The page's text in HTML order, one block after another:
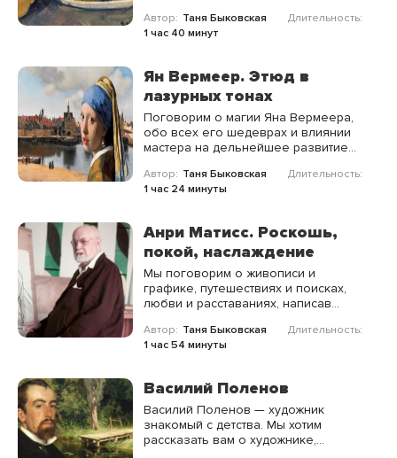
XIX и XX столетия.
Автор: Таня Быковская
Длительность:
1 час 40 минут
Ян Вермеер. Этюд в
лазурных тонах
Поговорим о магии Яна Вермеера,
обо всех его шедеврах и влиянии
мастера на дельнейшее развитие
Автор: Таня Быковская
Длительность:
1 час 24 минуты
Анри Матисс. Роскошь,
покой, наслаждение
Мы поговорим о живописи и
графике, путешествиях и поисках,
любви и расставаниях, написав
Матисса яркими штрихами шедевров
и фактов.
Автор: Таня Быковская
Длительность:
1 час 54 минуты
Василий Поленов
Василий Поленов — художник
знакомый с детства. Мы хотим
рассказать вам о художнике,